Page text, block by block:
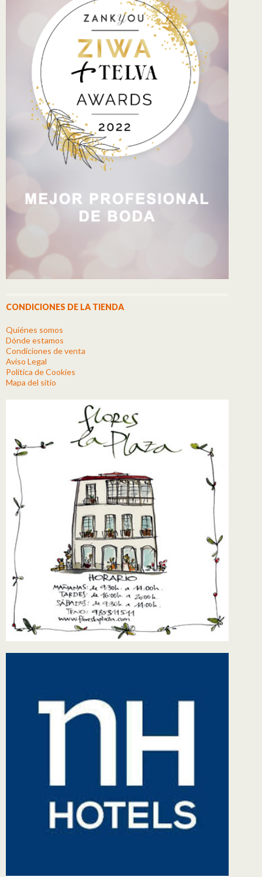
CONDICIONES DE LA TIENDA
Quiénes somos
Dónde estamos
Condiciones de venta
Aviso Legal
Política de Cookies
Mapa del sitio